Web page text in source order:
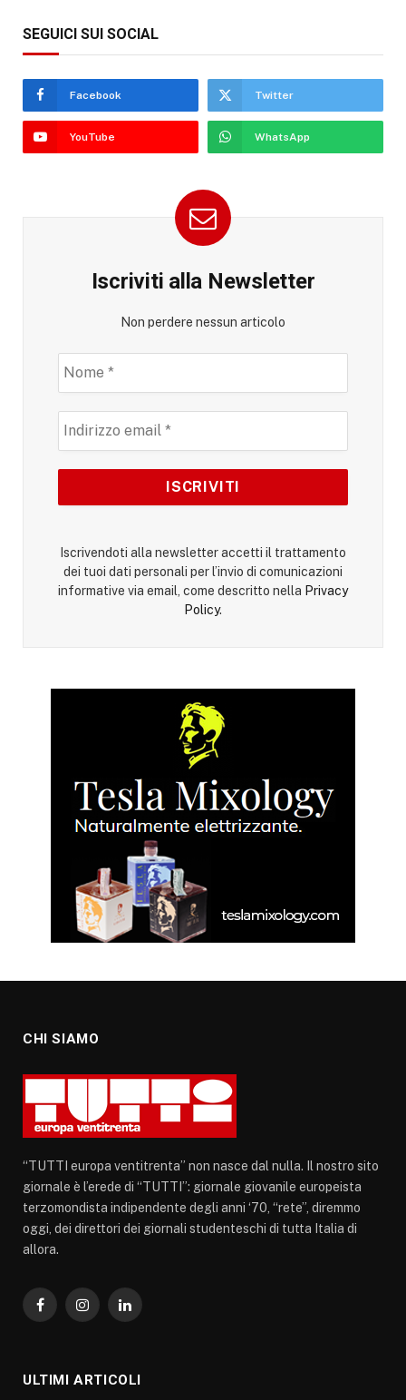
SEGUICI SUI SOCIAL
Facebook Twitter
YouTube WhatsApp
Iscriviti alla Newsletter
Non perdere nessun articolo
Iscrivendoti alla newsletter accetti il trattamento
dei tuoi dati personali per l’invio di comunicazioni
informative via email, come descritto nella Privacy
Policy.
CHI SIAMO
“TUTTI europa ventitrenta” non nasce dal nulla. Il nostro sito
giornale è l’erede di “TUTTI”: giornale giovanile europeista
terzomondista indipendente degli anni ‘70, “rete”, diremmo
oggi, dei direttori dei giornali studenteschi di tutta Italia di
allora.
FacebookInstagramLinkedIn
ULTIMI ARTICOLI